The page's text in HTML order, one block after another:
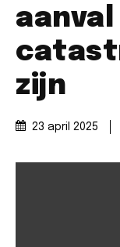
aanval
zijn
23 april 2025